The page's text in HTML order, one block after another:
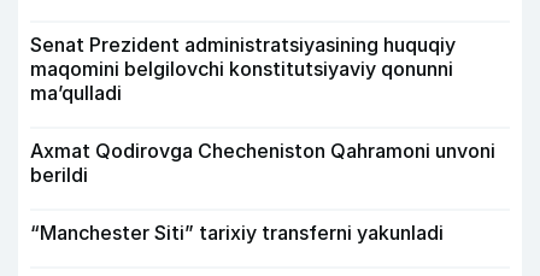
Senat Prezident administratsiyasining huquqiy
maqomini belgilovchi konstitutsiyaviy qonunni
ma’qulladi
Axmat Qodirovga Checheniston Qahramoni unvoni
berildi
“Manchester Siti” tarixiy transferni yakunladi